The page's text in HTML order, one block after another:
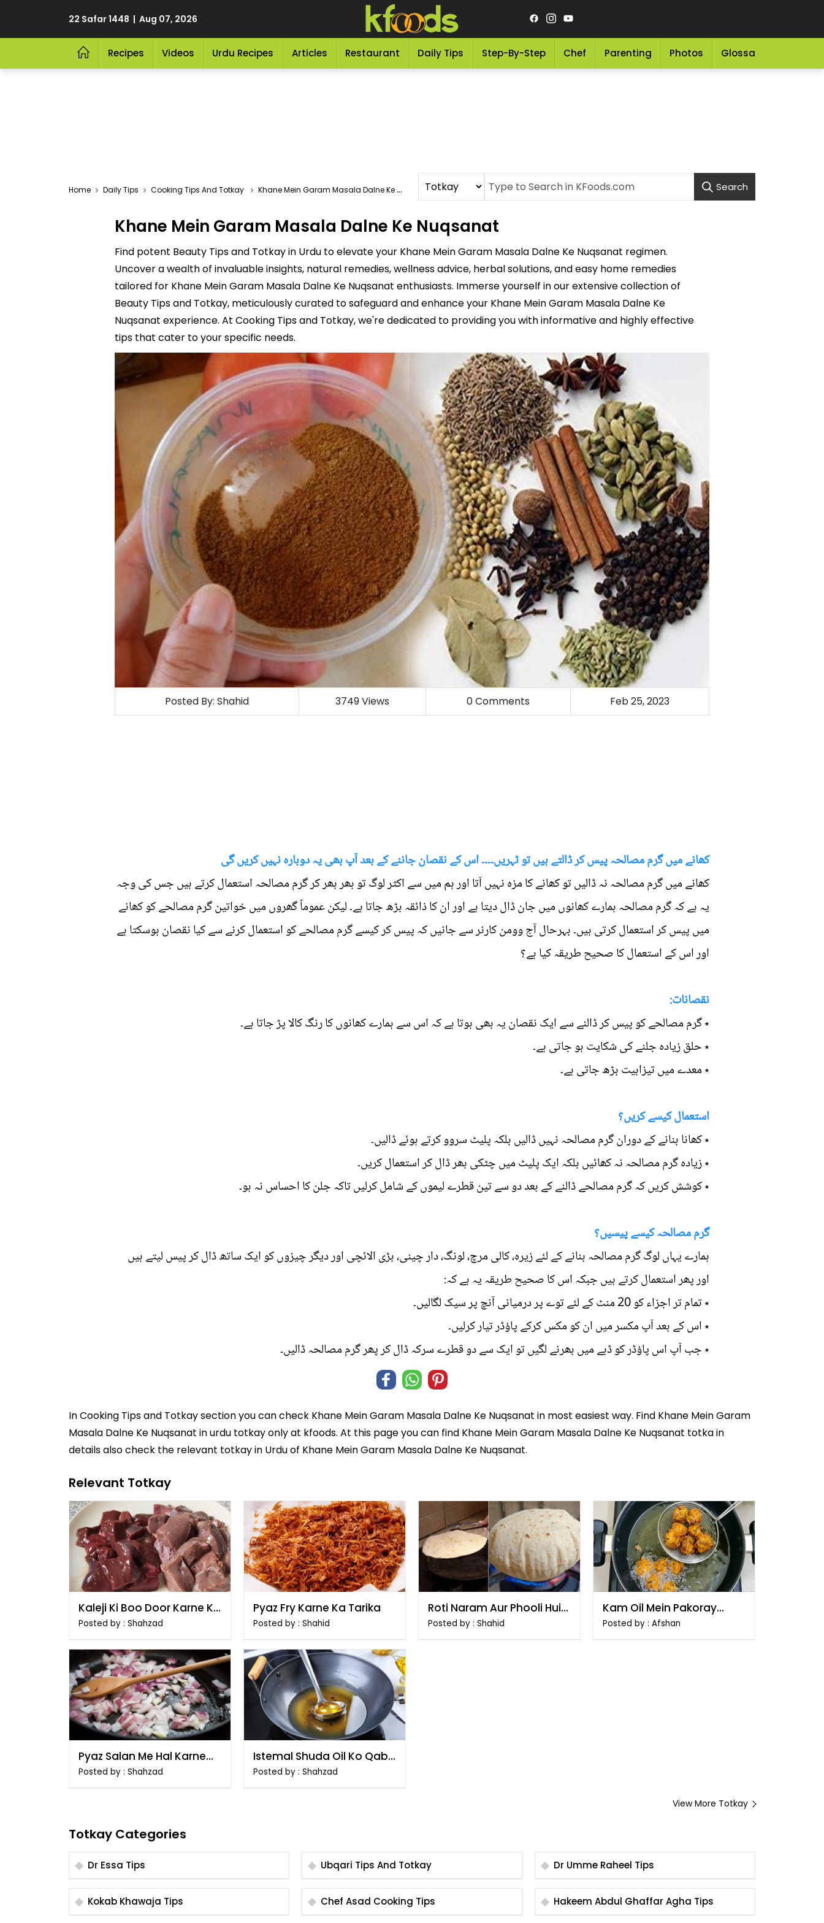
22 Safar 1448 | Aug 07, 2026
Recipes Videos Urdu Recipes Articles Restaurant Daily Tips Step-By-Step Chef Parenting Photos Glossary
Home Daily Tips Cooking Tips And Totkay Khane Mein Garam Masala Dalne Ke Nuqsanat Search
Khane Mein Garam Masala Dalne Ke Nuqsanat
Find potent Beauty Tips and Totkay in Urdu to elevate your Khane Mein Garam Masala Dalne Ke Nuqsanat regimen.
Uncover a wealth of invaluable insights, natural remedies, wellness advice, herbal solutions, and easy home remedies
tailored for Khane Mein Garam Masala Dalne Ke Nuqsanat enthusiasts. Immerse yourself in our extensive collection of
Beauty Tips and Totkay, meticulously curated to safeguard and enhance your Khane Mein Garam Masala Dalne Ke
Nuqsanat experience. At Cooking Tips and Totkay, we're dedicated to providing you with informative and highly effective
tips that cater to your specific needs.
Posted By: Shahid 3749Views 0Comments Feb 25, 2023
کھانے میں گرم مصالحہ پیس کر ڈالتے ہیں تو ٹہریں۔۔۔۔ اس کے نقصان جاننے کے بعد آپ بھی یہ دوبارہ نہیں کریں گی
کھانے میں گرم مصالحہ نہ ڈالیں تو کھانے کا مزہ نہیں آتا اور ہم میں سے اکثر لوگ تو بھر بھر کر گرم مصالحہ استعمال کرتے ہیں جس کی وجہ
یہ ہے کہ گرم مصالحہ ہمارے کھانوں میں جان ڈال دیتا ہے اور ان کا ذائقہ بڑھ جاتا ہے۔ لیکن عموماً گھروں میں خواتین گرم مصالحے کو کھانے
میں پیس کر استعمال کرتی ہیں۔ بہرحال آج وومن کارنر سے جانیں کہ پیس کر کیسے گرم مصالحے کو استعمال کرنے سے کیا نقصان ہوسکتا ہے
اور اس کے استعمال کا صحیح طریقہ کیا ہے؟
نقصانات:
٭ گرم مصالحے کو پیس کر ڈالنے سے ایک نقصان یہ بھی ہوتا ہے کہ اس سے ہمارے کھانوں کا رنگ کالا پڑ جاتا ہے۔
٭ حلق زیادہ جلنے کی شکایت ہو جاتی ہے۔
٭ معدے میں تیزابیت بڑھ جاتی ہے۔
استعمال کیسے کریں؟
٭ کھانا بنانے کے دوران گرم مصالحہ نہیں ڈالیں بلکہ پلیٹ سروو کرتے ہوئے ڈالیں۔
٭ زیادہ گرم مصالحہ نہ کھائیں بلکہ ایک پلیٹ میں چٹکی بھر ڈال کر استعمال کریں۔
٭ کوشش کریں کہ گرم مصالحے ڈالنے کے بعد دو سے تین قطرے لیموں کے شامل کرلیں تاکہ جلن کا احساس نہ ہو۔
گرم مصالحہ کیسے پیسیں؟
ہمارے یہاں لوگ گرم مصالحہ بنانے کے لئے زیرہ، کالی مرچ، لونگ، دار چینی، بڑی الائچی اور دیگر چیزوں کو ایک ساتھ ڈال کر پیس لیتے ہیں
اور پھر استعمال کرتے ہیں جبکہ اس کا صحیح طریقہ یہ ہے کہ:
٭ تمام تر اجزاء کو 20 منٹ کے لئے توے پر درمیانی آنچ پر سیک لگالیں۔
٭ اس کے بعد آپ مکسر میں ان کو مکس کرکے پاؤڈر تیار کرلیں۔
٭ جب آپ اس پاؤڈر کو ڈبے میں بھرنے لگیں تو ایک سے دو قطرے سرکہ ڈال کر پھر گرم مصالحہ ڈالیں۔
InCooking Tips and Totkaysection you can check Khane Mein Garam Masala Dalne Ke Nuqsanat in most easiest way. Find Khane Mein Garam
Masala Dalne Ke Nuqsanat inurdu totkayonly at kfoods. At this page you can find Khane Mein Garam Masala Dalne Ke Nuqsanat totka in
details also check the relevant totkay in Urdu of Khane Mein Garam Masala Dalne Ke Nuqsanat.
Relevant Totkay
Kaleji Ki Boo Door Karne Ki
Tips
Posted by : Shahzad
Pyaz Fry Karne Ka Tarika
Posted by : Shahid
Roti Naram Aur Phooli Hui
Banane Ka Tarika
Posted by : Shahid
Kam Oil Mein Pakoray
Talne Ka Tarika
Posted by : Afshan
Pyaz Salan Me Hal Karne
Ka Tarika
Posted by : Shahzad
Istemal Shuda Oil Ko Qabil
e Ismtemal Banane Ka
Posted by : Shahzad
View More Totkay
Totkay Categories
Dr Essa Tips Ubqari Tips And Totkay Dr Umme Raheel Tips
Kokab Khawaja Tips Chef Asad Cooking Tips Hakeem Abdul Ghaffar Agha Tips